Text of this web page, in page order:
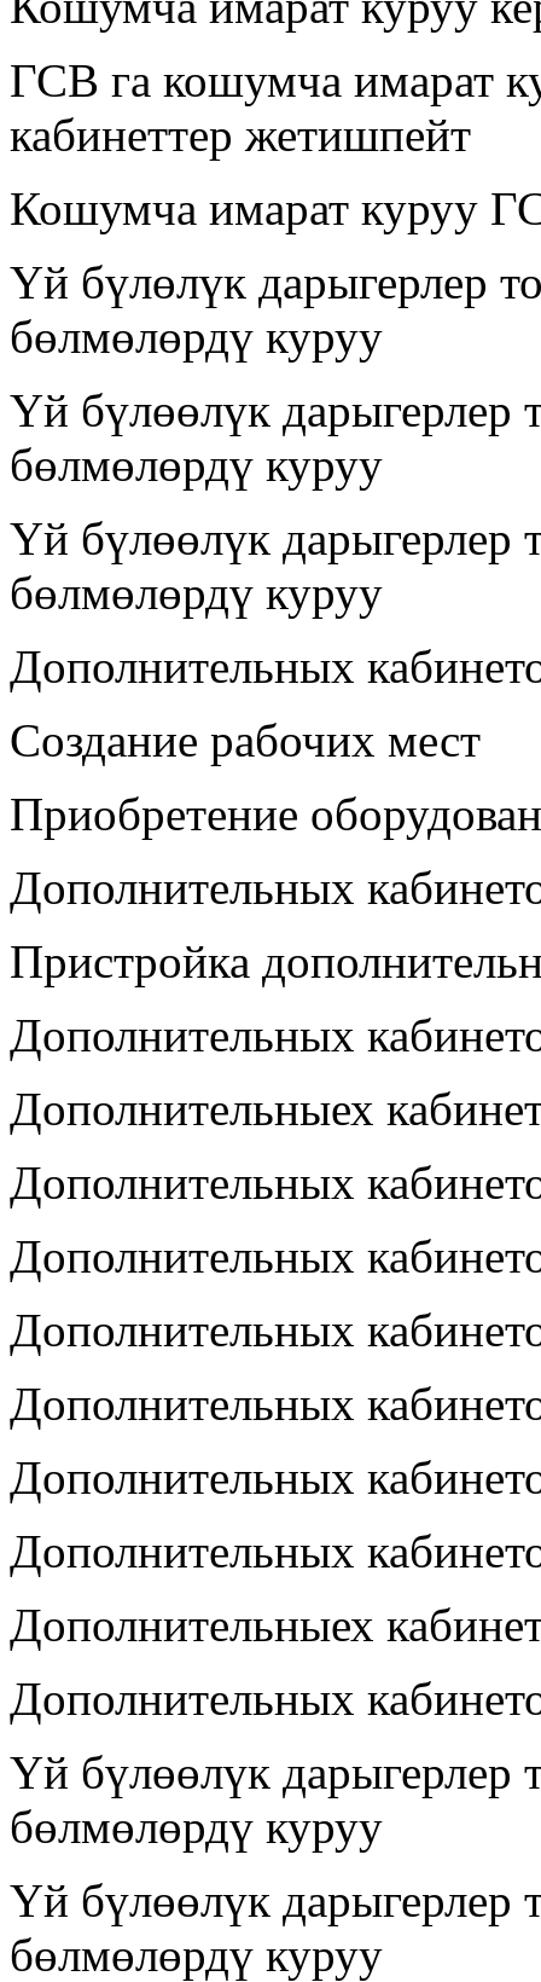
ГСВ га кошумча имарат
кабинеттер жетишпейт
Кошумча имарат куруу
Үй бүлөлүк дарыгерлер
бөлмөлөрдү куруу
Үй бүлөөлүк дарыгерлер
бөлмөлөрдү куруу
Үй бүлөөлүк дарыгерлер
бөлмөлөрдү куруу
Дополнительных
Создание рабочих мест
Приобретение
Дополнительных
Пристройка
Дополнительных
Дополнительныех
Дополнительных
Дополнительных
Дополнительных
Дополнительных
Дополнительных
Дополнительных
Дополнительныех
Дополнительных
Үй бүлөөлүк дарыгерлер
бөлмөлөрдү куруу
Үй бүлөөлүк дарыгерлер
бөлмөлөрдү куруу